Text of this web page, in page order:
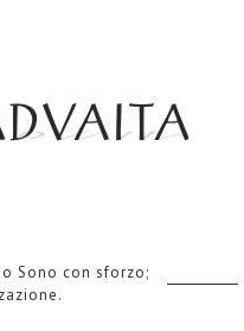
Sono con sforzo;